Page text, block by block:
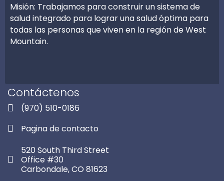
Misión: Trabajamos para construir un sistema de
salud integrado para lograr una salud óptima para
todas las personas que viven en la región de West
Mountain.
Contáctenos
(970) 510-0186
Pagina de contacto
520 South Third Street
Office #30
Carbondale, CO 81623